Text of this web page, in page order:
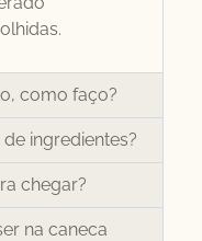
como faço?
ingredientes?
chegar?
na caneca